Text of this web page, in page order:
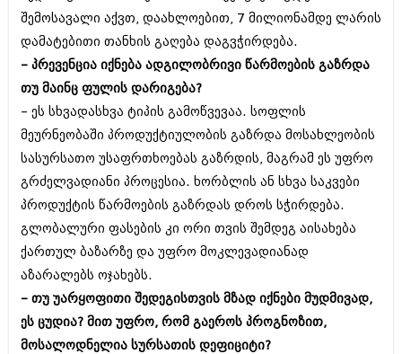
შემოსავალი აქვთ, დაახლოებით, 7 მილიონამდე ლარის
დამატებითი თანხის გაღება დაგვჭირდება.
– პრევენცია იქნება ადგილობრივი წარმოების გაზრდა
თუ მაინც ფულის დარიგება?
– ეს სხვადასხვა ტიპის გამოწვევაა. სოფლის
მეურნეობაში პროდუქტიულობის გაზრდა მოსახლეობის
სასურსათო უსაფრთხოებას გაზრდის, მაგრამ ეს უფრო
გრძელვადიანი პროცესია. ხორბლის ან სხვა საკვები
პროდუქტის წარმოების გაზრდას დროს სჭირდება.
გლობალური ფასების კი ორი თვის შემდეგ აისახება
ქართულ ბაზარზე და უფრო მოკლევადიანად
აზარალებს ოჯახებს.
– თუ უარყოფითი შედეგისთვის მზად იქნები მუდმივად,
ეს ცუდია? მით უფრო, რომ გაეროს პროგნოზით,
მოსალოდნელია სურსათის დეფიციტი?